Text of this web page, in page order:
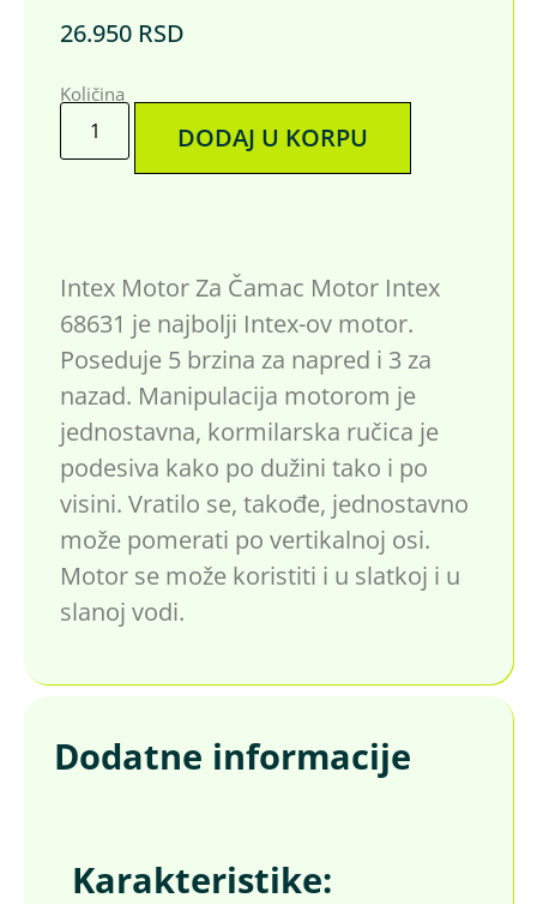
26.950 RSD
Količina
DODAJ U KORPU
Intex Motor Za Čamac Motor Intex
68631 je najbolji Intex-ov motor.
Poseduje 5 brzina za napred i 3 za
nazad. Manipulacija motorom je
jednostavna, kormilarska ručica je
podesiva kako po dužini tako i po
visini. Vratilo se, takođe, jednostavno
može pomerati po vertikalnoj osi.
Motor se može koristiti i u slatkoj i u
slanoj vodi.
Dodatne informacije
Karakteristike: